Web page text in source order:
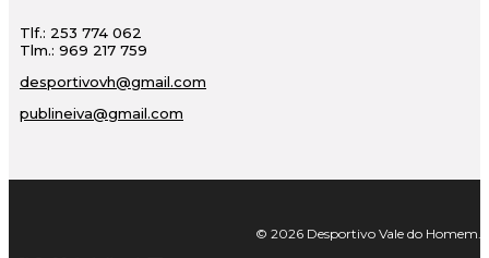
Tlf.: 253 774 062
Tlm.: 969 217 759
desportivovh@gmail.com
publineiva@gmail.com
© 2026 Desportivo Vale do Homem.